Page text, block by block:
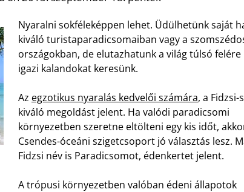
Nyaralni sokféleképpen lehet. Üdülhetünk saját
kiváló turistaparadicsomaiban vagy a
országokban, de elutazhatunk a világ túlsó felére
igazi kalandokat keresünk.
Az egzotikus nyaralás kedvelői számára, a Fidzsi-
kiváló megoldást jelent. Ha valódi paradicsomi
környezetben szeretne eltölteni egy kis időt,
Csendes-óceáni szigetcsoport jó választás lesz.
Fidzsi név is Paradicsomot, édenkertet jelent.
A trópusi környezetben valóban édeni állapotok